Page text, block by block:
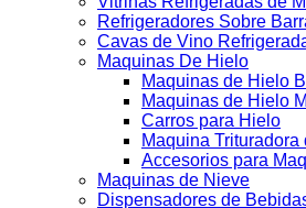
Refrigeradores Sobre
Cavas de Vino
Maquinas De Hielo
Maquinas de Hielo
Maquinas de Hielo
Carros para Hielo
Maquina Trituradora
Accesorios para
Maquinas de Nieve
Dispensadores de